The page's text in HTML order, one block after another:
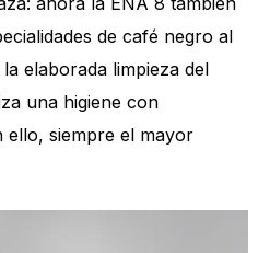
de café negro al
elaborada limpieza del
una higiene con
siempre el mayor